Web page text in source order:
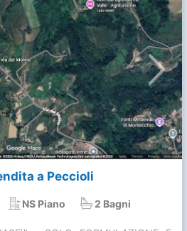
a Peccioli
NS Piano 2 Bagni